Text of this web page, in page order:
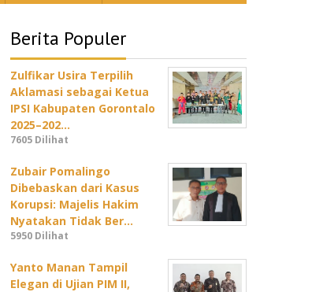
Berita Populer
Zulfikar Usira Terpilih
Aklamasi sebagai Ketua
IPSI Kabupaten Gorontalo
2025–202…
7605 Dilihat
Zubair Pomalingo
Dibebaskan dari Kasus
Korupsi: Majelis Hakim
Nyatakan Tidak Ber…
5950 Dilihat
Yanto Manan Tampil
Elegan di Ujian PIM II,